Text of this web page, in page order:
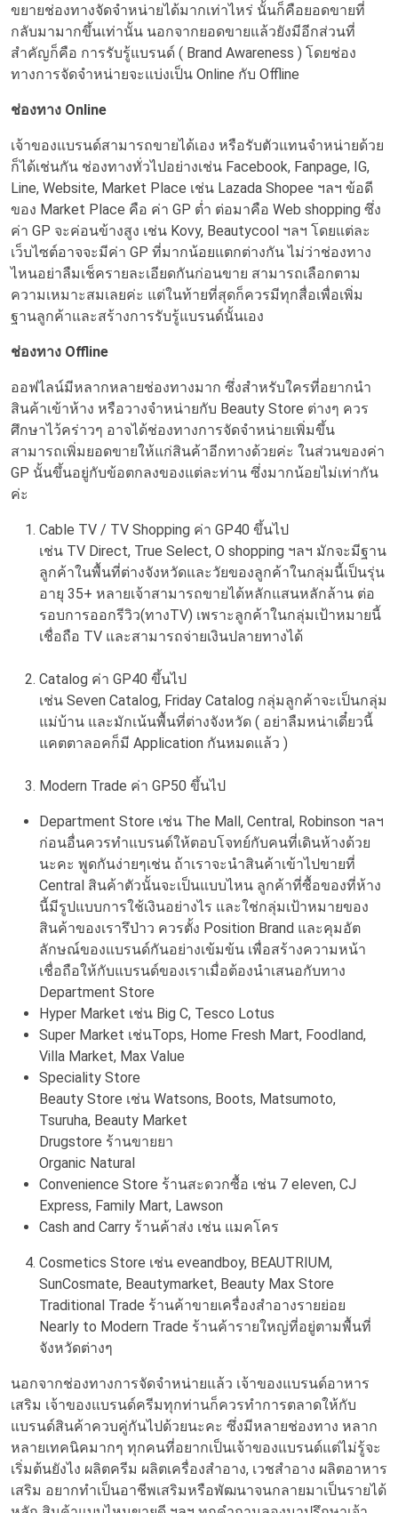
ขยายช่องทางจัดจำหน่ายได้มากเท่าไหร่ นั้นก็คือยอดขายที่
กลับมามากขึ้นเท่านั้น นอกจากยอดขายแล้วยังมีอีกส่วนที่
สำคัญก็คือ การรับรู้แบรนด์ ( Brand Awareness ) โดยช่อง
ทางการจัดจำหน่ายจะแบ่งเป็น Online กับ Offline
ช่องทาง Online
เจ้าของแบรนด์สามารถขายได้เอง หรือรับตัวแทนจำหน่ายด้วย
ก็ได้เช่นกัน ช่องทางทั่วไปอย่างเช่น Facebook, Fanpage, IG,
Line, Website, Market Place เช่น Lazada Shopee ฯลฯ ข้อดี
ของ Market Place คือ ค่า GP ต่ำ ต่อมาคือ Web shopping ซึ่ง
ค่า GP จะค่อนข้างสูง เช่น Kovy, Beautycool ฯลฯ โดยแต่ละ
เว็บไซต์อาจจะมีค่า GP ที่มากน้อยแตกต่างกัน ไม่ว่าช่องทาง
ไหนอย่าลืมเช็ครายละเอียดกันก่อนขาย สามารถเลือกตาม
ความเหมาะสมเลยค่ะ แต่ในท้ายที่สุดก็ควรมีทุกสื่อเพื่อเพิ่ม
ฐานลูกค้าและสร้างการรับรู้แบรนด์นั้นเอง
ช่องทาง Offline
ออฟไลน์มีหลากหลายช่องทางมาก ซึ่งสำหรับใครที่อยากนำ
สินค้าเข้าห้าง หรือวางจำหน่ายกับ Beauty Store ต่างๆ ควร
ศึกษาไว้คร่าวๆ อาจได้ช่องทางการจัดจำหน่ายเพิ่มขึ้น
สามารถเพิ่มยอดขายให้แก่สินค้าอีกทางด้วยค่ะ ในส่วนของค่า
GP นั้นขึ้นอยู่กับข้อตกลงของแต่ละท่าน ซึ่งมากน้อยไม่เท่ากัน
ค่ะ
Cable TV / TV Shopping ค่า GP40 ขึ้นไป
เช่น TV Direct, True Select, O shopping ฯลฯ มักจะมีฐาน
ลูกค้าในพื้นที่ต่างจังหวัดและวัยของลูกค้าในกลุ่มนี้เป็นรุ่น
อายุ 35+ หลายเจ้าสามารถขายได้หลักแสนหลักล้าน ต่อ
รอบการออกรีวิว(ทางTV) เพราะลูกค้าในกลุ่มเป้าหมายนี้
เชื่อถือ TV และสามารถจ่ายเงินปลายทางได้
Catalog ค่า GP40 ขึ้นไป
เช่น Seven Catalog, Friday Catalog กลุ่มลูกค้าจะเป็นกลุ่ม
แม่บ้าน และมักเน้นพื้นที่ต่างจังหวัด ( อย่าลืมหน่าเดี๋ยวนี้
แคตตาลอคก็มี Application กันหมดแล้ว )
Modern Trade ค่า GP50 ขึ้นไป
Department Store เช่น The Mall, Central, Robinson ฯลฯ
ก่อนอื่นควรทำแบรนด์ให้ตอบโจทย์กับคนที่เดินห้างด้วย
นะคะ พูดกันง่ายๆเช่น ถ้าเราจะนำสินค้าเข้าไปขายที่
Central สินค้าตัวนั้นจะเป็นแบบไหน ลูกค้าที่ซื้อของที่ห้าง
นี้มีรูปแบบการใช้เงินอย่างไร และใช่กลุ่มเป้าหมายของ
สินค้าของเรารึป่าว ควรตั้ง Position Brand และคุมอัต
ลักษณ์ของแบรนด์กันอย่างเข้มข้น เพื่อสร้างความหน้า
เชื่อถือให้กับแบรนด์ของเราเมื่อต้องนำเสนอกับทาง
Department Store
Hyper Market เช่น Big C, Tesco Lotus
Super Market เช่นTops, Home Fresh Mart, Foodland,
Villa Market, Max Value
Speciality Store
Beauty Store เช่น Watsons, Boots, Matsumoto,
Tsuruha, Beauty Market
Drugstore ร้านขายยา
Organic Natural
Convenience Store ร้านสะดวกซื้อ เช่น 7 eleven, CJ
Express, Family Mart, Lawson
Cash and Carry ร้านค้าส่ง เช่น แมคโคร
Cosmetics Store เช่น eveandboy, BEAUTRIUM,
SunCosmate, Beautymarket, Beauty Max Store
Traditional Trade ร้านค้าขายเครื่องสำอางรายย่อย
Nearly to Modern Trade ร้านค้ารายใหญ่ที่อยู่ตามพื้นที่
จังหวัดต่างๆ
นอกจากช่องทางการจัดจำหน่ายแล้ว เจ้าของแบรนด์อาหาร
เสริม เจ้าของแบรนด์ครีมทุกท่านก็ควรทำการตลาดให้กับ
แบรนด์สินค้าควบคู่กันไปด้วยนะคะ ซึ่งมีหลายช่องทาง หลาก
หลายเทคนิคมากๆ ทุกคนที่อยากเป็นเจ้าของแบรนด์แต่ไม่รู้จะ
เริ่มต้นยังไง ผลิตครีม ผลิตเครื่องสำอาง, เวชสำอาง ผลิตอาหาร
เสริม อยากทำเป็นอาชีพเสริมหรือพัฒนาจนกลายมาเป็นรายได้